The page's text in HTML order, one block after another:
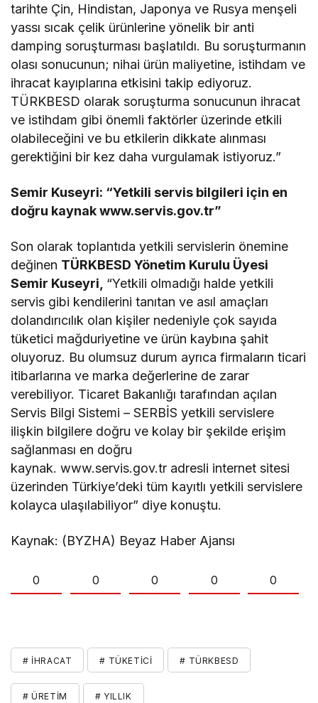
tarihte Çin, Hindistan, Japonya ve Rusya menşeli
yassı sıcak çelik ürünlerine yönelik bir anti
damping soruşturması başlatıldı. Bu soruşturmanın
olası sonucunun; nihai ürün maliyetine, istihdam ve
ihracat kayıplarına etkisini takip ediyoruz.
TÜRKBESD olarak soruşturma sonucunun ihracat
ve istihdam gibi önemli faktörler üzerinde etkili
olabileceğini ve bu etkilerin dikkate alınması
gerektiğini bir kez daha vurgulamak istiyoruz.”
Semir Kuseyri: “Yetkili servis bilgileri için en
doğru kaynak www.servis.gov.tr”
Son olarak toplantıda yetkili servislerin önemine
değinen TÜRKBESD Yönetim Kurulu Üyesi
Semir Kuseyri, “Yetkili olmadığı halde yetkili
servis gibi kendilerini tanıtan ve asıl amaçları
dolandırıcılık olan kişiler nedeniyle çok sayıda
tüketici mağduriyetine ve ürün kaybına şahit
oluyoruz. Bu olumsuz durum ayrıca firmaların ticari
itibarlarına ve marka değerlerine de zarar
verebiliyor. Ticaret Bakanlığı tarafından açılan
Servis Bilgi Sistemi – SERBİS yetkili servislere
ilişkin bilgilere doğru ve kolay bir şekilde erişim
sağlanması en doğru
kaynak. www.servis.gov.tr adresli internet sitesi
üzerinden Türkiye’deki tüm kayıtlı yetkili servislere
kolayca ulaşılabiliyor” diye konuştu.
Kaynak: (BYZHA) Beyaz Haber Ajansı
0 0 0 0 0
# İHRACAT # TÜKETICI # TÜRKBESD
# ÜRETIM # YILLIK